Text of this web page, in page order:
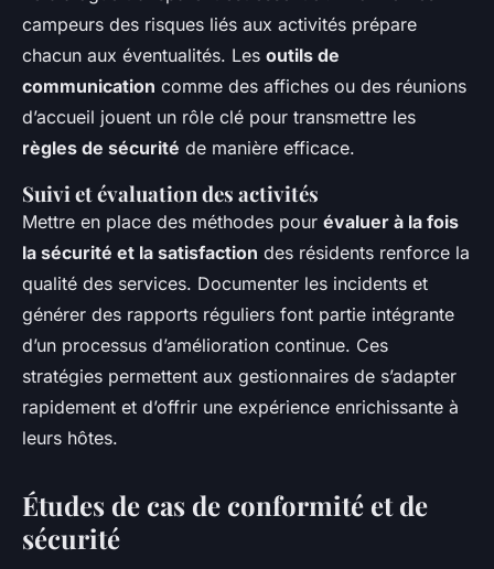
campeurs des risques liés aux activités prépare
chacun aux éventualités. Les outils de
communication comme des affiches ou des réunions
d’accueil jouent un rôle clé pour transmettre les
règles de sécurité de manière efficace.
Suivi et évaluation des activités
Mettre en place des méthodes pour évaluer à la fois
la sécurité et la satisfaction des résidents renforce la
qualité des services. Documenter les incidents et
générer des rapports réguliers font partie intégrante
d’un processus d’amélioration continue. Ces
stratégies permettent aux gestionnaires de s’adapter
rapidement et d’offrir une expérience enrichissante à
leurs hôtes.
Études de cas de conformité et de
sécurité